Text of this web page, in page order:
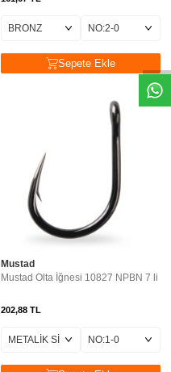
Sepete Ekle
Mustad
Mustad Olta İğnesi 10827 NPBN 7 li
202,88 TL